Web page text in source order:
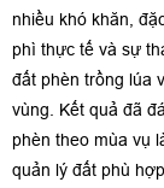
nhiều khó khăn,
phì thực tế và sự
đất phèn trồng lúa
vùng. Kết quả đã
phèn theo mùa vụ
quản lý đất phù